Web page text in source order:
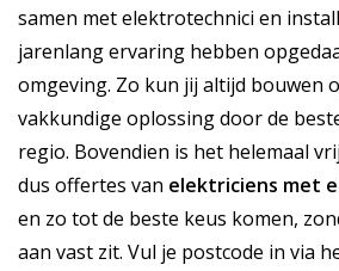
samen met elektrotechnici en
jarenlang ervaring hebben
omgeving. Zo kun jij altijd bouwen
vakkundige oplossing door de
regio. Bovendien is het helemaal
dus offertes van elektriciens met
en zo tot de beste keus komen,
aan vast zit. Vul je postcode in via